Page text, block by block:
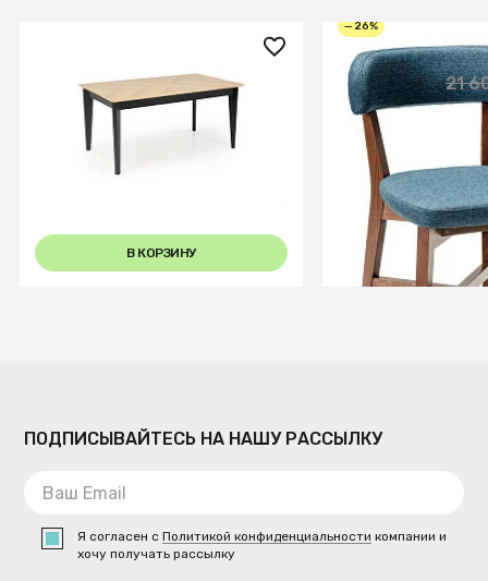
140 920 ₽
Стол обеденный Halmar
EDMONDO 160 раскладной
(дуб/черный)
В КОРЗИНУ
— 26%
16 000 ₽
21
Стул Frank Pro
Темный орех
+2
В
ПОДПИСЫВАЙТЕСЬ НА НАШУ РАССЫЛКУ
Я согласен сПолитикой конфиденциальности компании и
хочу получать рассылку